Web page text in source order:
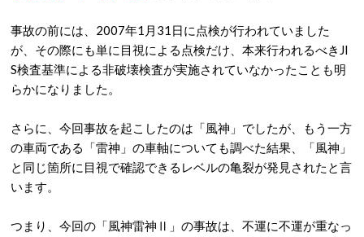
事故の前には、2007年1月31日に点検が行われていました
が、その際にも単に目視による点検だけ、本来行われるべきJI
S検査基準による非破壊検査が実施されていなかったことも明
らかになりました。
さらに、今回事故を起こしたのは「風神」でしたが、もう一方
の車両である「雷神」の車軸についても調べた結果、「風神」
と同じ箇所に目視で確認できるレベルの亀裂が発見されたと言
います。
つまり、今回の「風神雷神Ⅱ」の事故は、不運に不運が重なっ